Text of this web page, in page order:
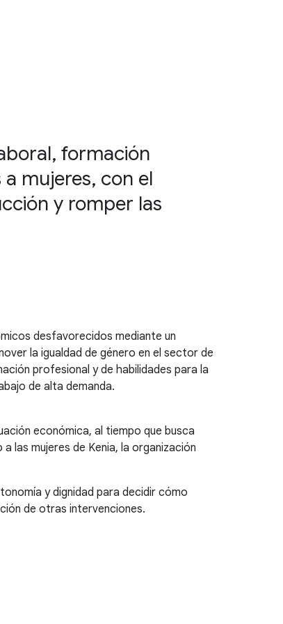
formación
mujeres, con el
y romper las
desfavorecidos mediante un
la igualdad de género en el sector de
profesional y de habilidades para la
de alta demanda.
económica, al tiempo que busca
las mujeres de Kenia, la organización
y dignidad para decidir cómo
de otras intervenciones.